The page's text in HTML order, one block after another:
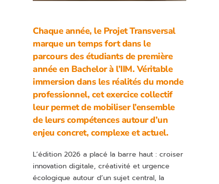
Chaque année, le Projet Transversal
marque un temps fort dans le
parcours des étudiants de première
année en Bachelor à l’IIM. Véritable
immersion dans les réalités du monde
professionnel, cet exercice collectif
leur permet de mobiliser l’ensemble
de leurs compétences autour d’un
enjeu concret, complexe et actuel.
L’édition 2026 a placé la barre haut : croiser
innovation digitale, créativité et urgence
écologique autour d’un sujet central, la